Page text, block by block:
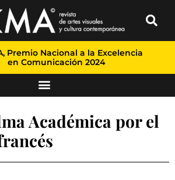
Premio Nacional a la Excelencia
en Comunicación 2024
Académica por el